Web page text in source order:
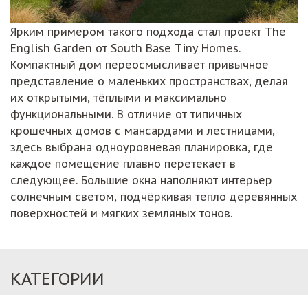
Ярким примером такого подхода стал проект The
English Garden от South Base Tiny Homes.
Компактный дом переосмысливает привычное
представление о маленьких пространствах, делая
их открытыми, тёплыми и максимально
функциональными. В отличие от типичных
крошечных домов с мансардами и лестницами,
здесь выбрана одноуровневая планировка, где
каждое помещение плавно перетекает в
следующее. Большие окна наполняют интерьер
солнечным светом, подчёркивая тепло деревянных
поверхностей и мягких земляных тонов.
КАТЕГОРИИ